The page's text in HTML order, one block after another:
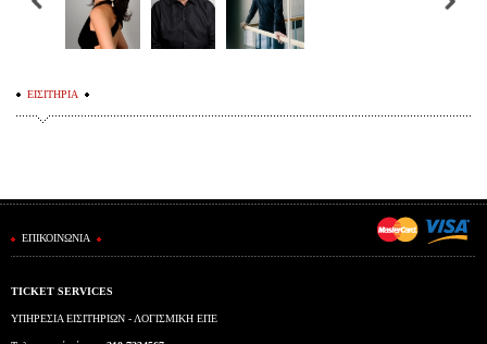
ΕΙΣΙΤΗΡΙΑ
ΕΠΙΚΟΙΝΩΝΙΑ
TICKET SERVICES
ΥΠΗΡΕΣΙΑ ΕΙΣΙΤΗΡΙΩΝ - ΛΟΓΙΣΜΙΚΗ ΕΠΕ